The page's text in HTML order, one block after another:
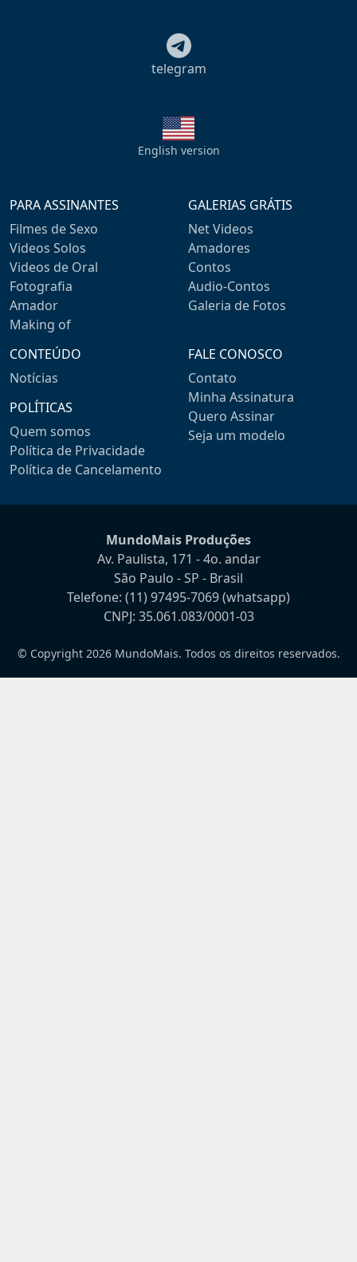
telegram
English version
PARA ASSINANTES
Filmes de Sexo
Videos Solos
Videos de Oral
Fotografia
Amador
Making of
GALERIAS GRÁTIS
Net Videos
Amadores
Contos
Audio-Contos
Galeria de Fotos
CONTEÚDO
Notícias
POLÍTICAS
Quem somos
Política de Privacidade
Política de Cancelamento
FALE CONOSCO
Contato
Minha Assinatura
Quero Assinar
Seja um modelo
MundoMais Produções
Av. Paulista, 171 - 4o. andar
São Paulo - SP - Brasil
Telefone: (11) 97495-7069(whatsapp)
CNPJ: 35.061.083/0001-03
© Copyright 2026 MundoMais. Todos os direitos reservados.